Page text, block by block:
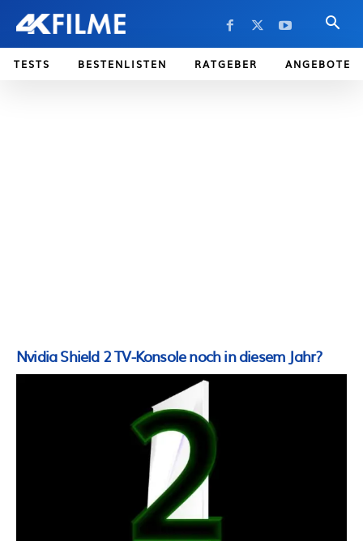
TESTS BESTENLISTEN RATGEBER ANGEBOTE
Nvidia Shield 2 TV-Konsole noch in diesem Jahr?